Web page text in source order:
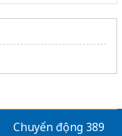
Chuyển động 389